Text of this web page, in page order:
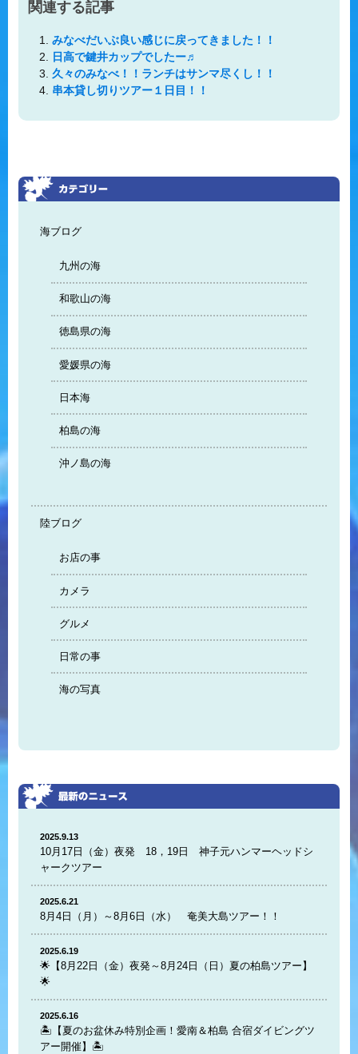
関連する記事
みなべだいぶ良い感じに戻ってきました！！
日高で鍵井カップでしたー♬
久々のみなべ！！ランチはサンマ尽くし！！
串本貸し切りツアー１日目！！
海ブログ
九州の海
和歌山の海
徳島県の海
愛媛県の海
日本海
柏島の海
沖ノ島の海
陸ブログ
お店の事
カメラ
グルメ
日常の事
海の写真
2025.9.13
10月17日（金）夜発 18，19日 神子元ハンマーヘッドシ
ャークツアー
2025.6.21
8月4日（月）～8月6日（水） 奄美大島ツアー！！
2025.6.19
🌟【8月22日（金）夜発～8月24日（日）夏の柏島ツアー】
🌟
2025.6.16
🏝️【夏のお盆休み特別企画！愛南＆柏島 合宿ダイビングツ
アー開催】🏝️